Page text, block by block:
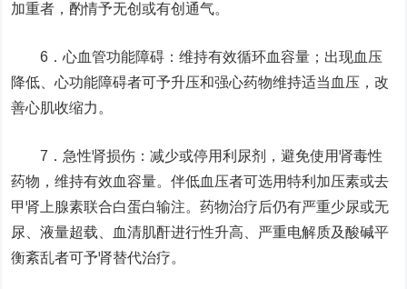
加重者，酌情予无创或有创通气。
6．心血管功能障碍：维持有效循环血容量；出现血压
降低、心功能障碍者可予升压和强心药物维持适当血压，改
善心肌收缩力。
7．急性肾损伤：减少或停用利尿剂，避免使用肾毒性
药物，维持有效血容量。伴低血压者可选用特利加压素或去
甲肾上腺素联合白蛋白输注。药物治疗后仍有严重少尿或无
尿、液量超载、血清肌酐进行性升高、严重电解质及酸碱平
衡紊乱者可予肾替代治疗。